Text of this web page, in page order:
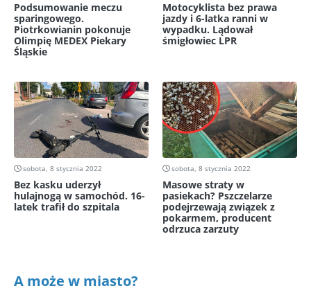
Podsumowanie meczu
sparingowego.
Piotrkowianin pokonuje
Olimpię MEDEX Piekary
Śląskie
Motocyklista bez prawa
jazdy i 6-latka ranni w
wypadku. Lądował
śmigłowiec LPR
sobota, 8 stycznia 2022
Bez kasku uderzył
hulajnogą w samochód. 16-
latek trafił do szpitala
sobota, 8 stycznia 2022
Masowe straty w
pasiekach? Pszczelarze
podejrzewają związek z
pokarmem, producent
odrzuca zarzuty
A może w miasto?